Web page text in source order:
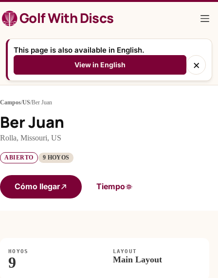
al
contenidoGolf With Discs
This page is also available in English.
View in English ×
Campos/US/Ber Juan
Ber Juan
Rolla, Missouri, US
ABIERTO 9 HOYOS
Cómo llegar Tiempo
HOYOS
9
LAYOUT
Main Layout